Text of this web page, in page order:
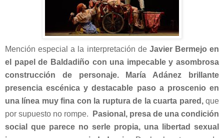
Mención especial a la interpretación de Javier Bermejo en
el papel de Baldadiño con una impecable y asombrosa
construcción de personaje.
María Adánez brillante
presencia escénica y destacable paso a proscenio en
una línea muy fina con la ruptura de la cuarta pared,que
por supuesto no rompe.
Pasional, presa de una condición
social que parece no serle propia, una libertad sexual